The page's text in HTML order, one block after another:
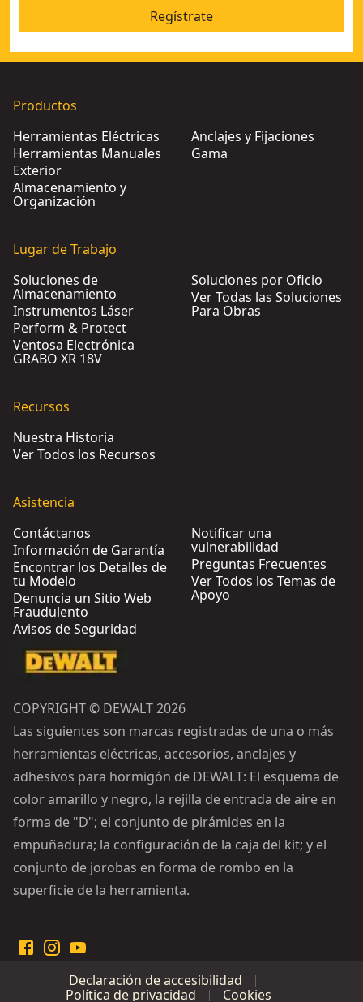
Regístrate
Productos
Herramientas Eléctricas
Herramientas Manuales
Exterior
Almacenamiento y
Organización
Anclajes y Fijaciones
Gama
Lugar de Trabajo
Soluciones de
Almacenamiento
Instrumentos Láser
Perform & Protect
Ventosa Electrónica
GRABO XR 18V
Soluciones por Oficio
Ver Todas las Soluciones
Para Obras
Recursos
Nuestra Historia
Ver Todos los Recursos
Asistencia
Contáctanos
Información de Garantía
Encontrar los Detalles de
tu Modelo
Denuncia un Sitio Web
Fraudulento
Avisos de Seguridad
Notificar una
vulnerabilidad
Preguntas Frecuentes
Ver Todos los Temas de
Apoyo
COPYRIGHT © DEWALT 2026
Las siguientes son marcas registradas de una o más
herramientas eléctricas, accesorios, anclajes y
adhesivos para hormigón de DEWALT: El esquema de
color amarillo y negro, la rejilla de entrada de aire en
forma de "D"; el conjunto de pirámides en la
empuñadura; la configuración de la caja del kit; y el
conjunto de jorobas en forma de rombo en la
superficie de la herramienta.
Declaración de accesibilidad
Política de privacidad
Cookies